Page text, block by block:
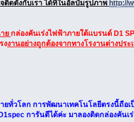
ดตั้งกับเรา ได้ที่ในอัลบั้มรูปภาพ http://
ย กล่องคันเร่งไฟฟ้าภายใต้เเบรนด์ D1
งงานอย่างถูกต้องจากทางโรงานต่างประ
ทั่วโลก การพัฒนาเทคโนโลยีตรงนี้ถือ
การันตีได้ค่ะ มาลองติดกล่องคันเร่ง